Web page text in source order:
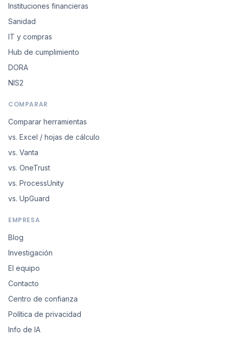
Instituciones financieras
Sanidad
IT y compras
Hub de cumplimiento
DORA
NIS2
COMPARAR
Comparar herramientas
vs. Excel / hojas de cálculo
vs. Vanta
vs. OneTrust
vs. ProcessUnity
vs. UpGuard
EMPRESA
Blog
Investigación
El equipo
Contacto
Centro de confianza
Política de privacidad
Info de IA